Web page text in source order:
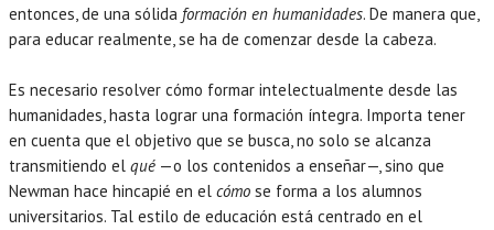
entonces, de una sólida formación en humanidades. De manera que,
para educar realmente, se ha de comenzar desde la cabeza.
Es necesario resolver cómo formar intelectualmente desde las
humanidades, hasta lograr una formación íntegra. Importa tener
en cuenta que el objetivo que se busca, no solo se alcanza
transmitiendo el qué —o los contenidos a enseñar—, sino que
Newman hace hincapié en el cómo se forma a los alumnos
universitarios. Tal estilo de educación está centrado en el